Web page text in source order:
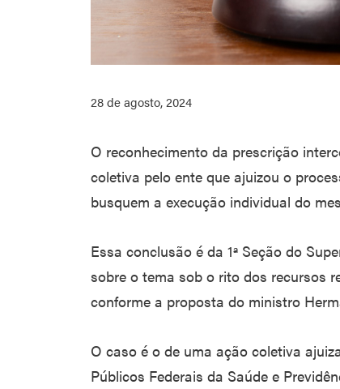
28 de agosto, 2024
O reconhecimento da prescrição
coletiva pelo ente que ajuizou o
busquem a execução individual do
Essa conclusão é da 1ª Seção do
sobre o tema sob o rito dos recursos
conforme a proposta do ministro
O caso é o de uma ação coletiva
Públicos Federais da Saúde e